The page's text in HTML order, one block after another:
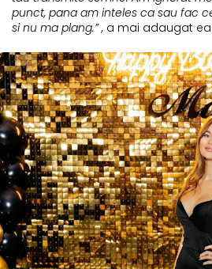
punct, pana am inteles ca sau fac
si nu ma plang.” , a mai adaugat ea.